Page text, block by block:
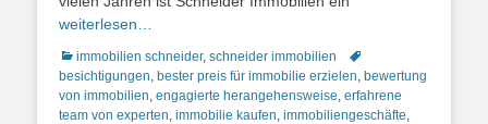
weiterlesen…
Kategorien
immobilien schneider, schneider immobilien
Schlagworte
besichtigungen, bester preis für immobilie erzielen, bewertung
von immobilien, engagierte herangehensweise, erfahrene
team von experten, immobilie kaufen, immobiliengeschäfte,